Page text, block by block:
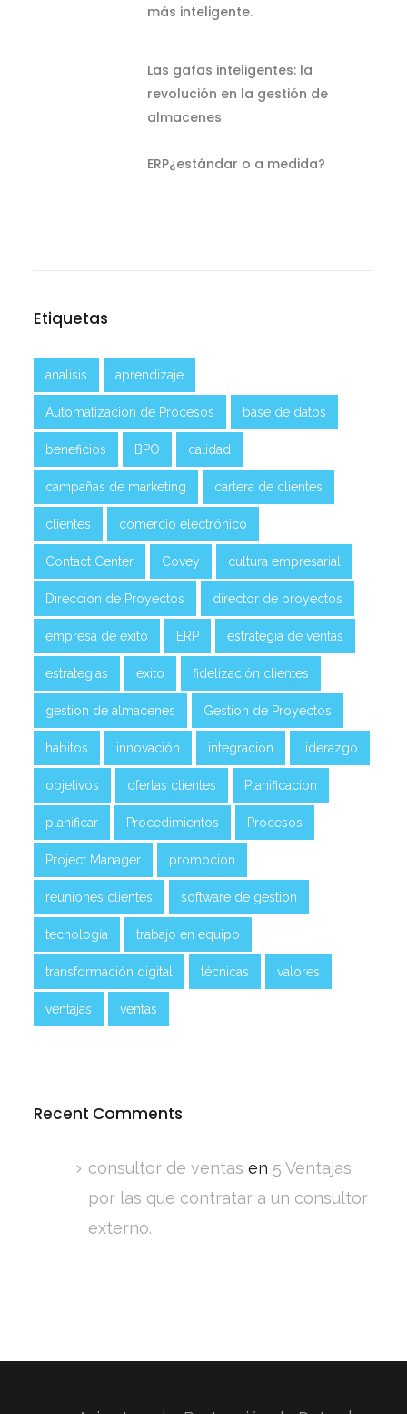
más inteligente.
Las gafas inteligentes: la
revolución en la gestión de
almacenes
ERP¿estándar o a medida?
Etiquetas
analisis aprendizaje
Automatizacion de Procesos base de datos
beneficios BPO calidad
campañas de marketing cartera de clientes
clientes comercio electrónico
Contact Center Covey cultura empresarial
Direccion de Proyectos director de proyectos
empresa de éxito ERP estrategia de ventas
estrategias exito fidelización clientes
gestion de almacenes Gestion de Proyectos
habitos innovación integracion liderazgo
objetivos ofertas clientes Planificacion
planificar Procedimientos Procesos
Project Manager promocion
reuniones clientes software de gestion
tecnología trabajo en equipo
transformación digital técnicas valores
ventajas ventas
Recent Comments
consultor de ventas en 5 Ventajas
por las que contratar a un consultor
externo.